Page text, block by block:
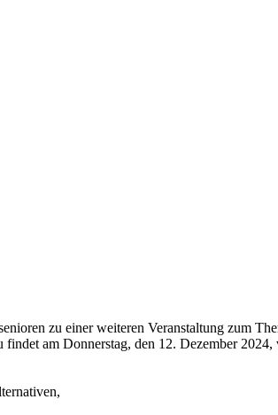
zu einer weiteren Veranstaltung zum
am Donnerstag, den 12. Dezember